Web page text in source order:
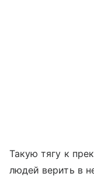
Такую тягу к
людей верить в